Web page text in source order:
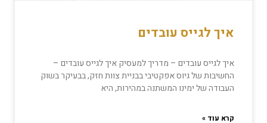
איך לגייס עובדים
איך לגייס עובדים – מדריך למעסיק איך לגייס עובדים –
החשיבות של גיוס אפקטיבי בבניית צוות חזק, בבעיקר בשוק
העבודה של ימינו המשתנה במהירות, היא
קרא עוד »